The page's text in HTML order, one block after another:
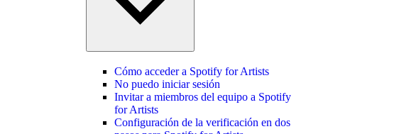
Cómo acceder a Spotify for Artists
No puedo iniciar sesión
Invitar a miembros del equipo a Spotify
for Artists
Configuración de la verificación en dos